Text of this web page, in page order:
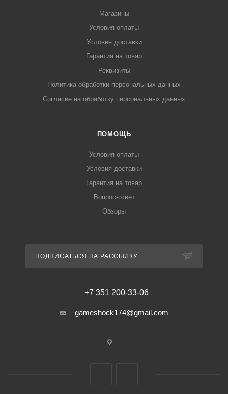
Магазины
Условия оплаты
Условия доставки
Гарантия на товар
Реквизиты
Политика обработки персональных данных
Согласие на обработку персональных данных
ПОМОЩЬ
Условия оплаты
Условия доставки
Гарантия на товар
Вопрос-ответ
Обзоры
ПОДПИСАТЬСЯ НА РАССЫЛКУ
+7 351 200-33-06
gameshock174@gmail.com